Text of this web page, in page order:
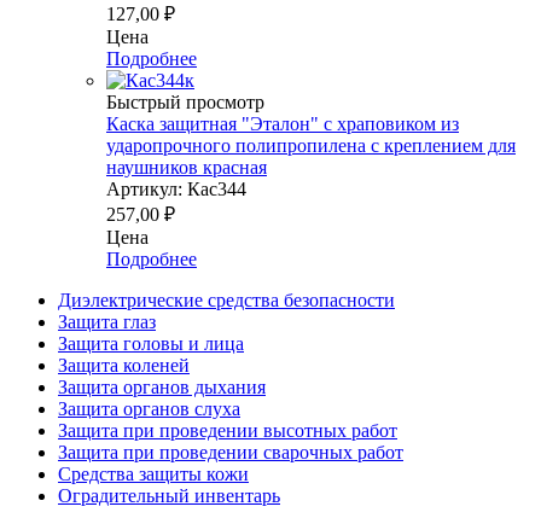
127,00 ₽
Цена
Подробнее
Быстрый просмотр
Каска защитная "Эталон" с храповиком из
ударопрочного полипропилена с креплением для
наушников красная
Артикул: Кас344
257,00 ₽
Цена
Подробнее
Диэлектрические средства безопасности
Защита глаз
Защита головы и лица
Защита коленей
Защита органов дыхания
Защита органов слуха
Защита при проведении высотных работ
Защита при проведении сварочных работ
Средства защиты кожи
Оградительный инвентарь